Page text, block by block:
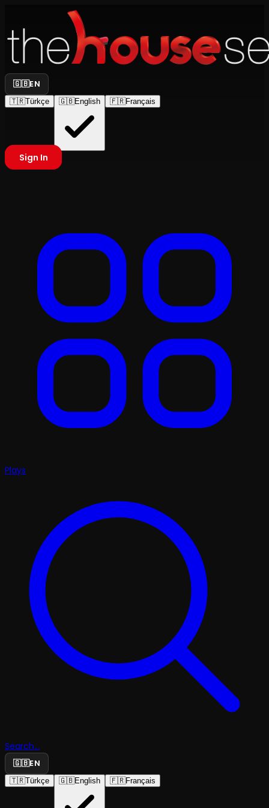
🇬🇧EN
🇹🇷Türkçe 🇬🇧English 🇫🇷Français
Sign In
Plays
Search...
🇬🇧EN
🇹🇷Türkçe 🇬🇧English 🇫🇷Français